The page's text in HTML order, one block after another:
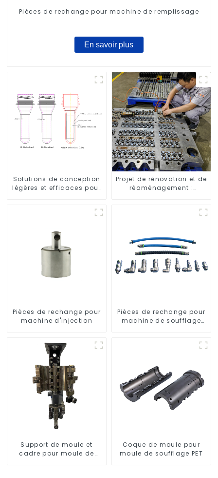
Pièces de rechange pour machine de remplissage
En savoir plus
Solutions de conception
légères et efficaces pour
Projet de rénovation et de
réaménagement :
Pièces de rechange pour
machine d'injection
Pièces de rechange pour
machine de soufflage
Support de moule et
cadre pour moule de
Coque de moule pour
moule de soufflage PET